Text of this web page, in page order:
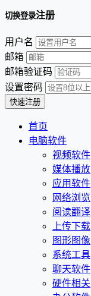
切换登录注册
用户名
邮箱
邮箱验证码
设置密码
首页
电脑软件
视频软件
媒体播放
应用软件
网络浏览
阅读翻译
上传下载
图形图像
系统工具
聊天软件
硬件相关